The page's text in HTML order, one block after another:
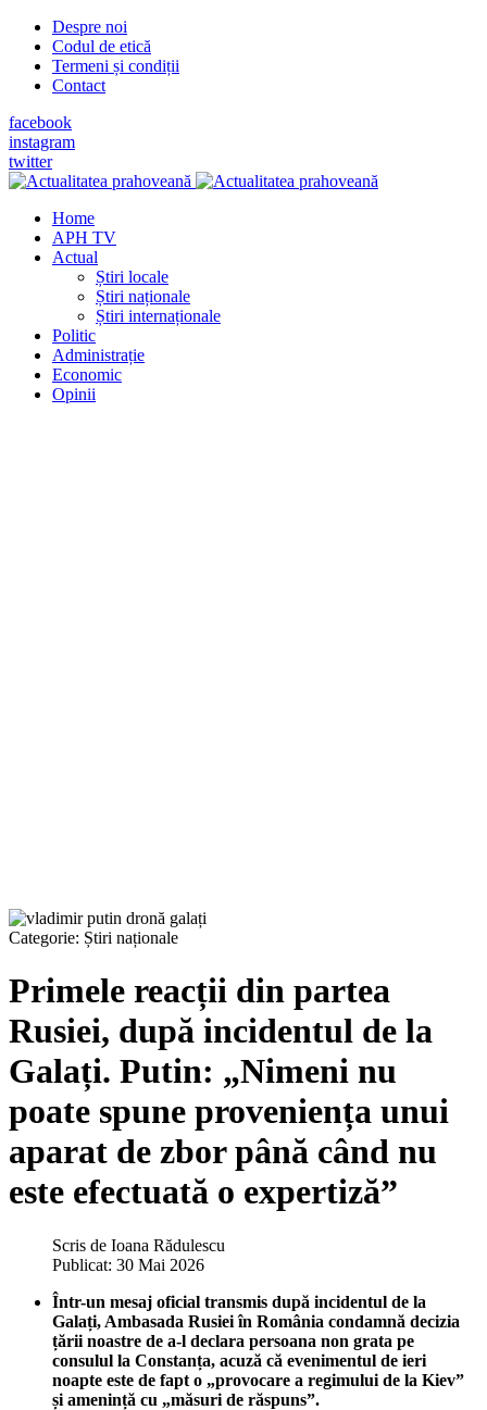
Despre noi
Codul de etică
Termeni și condiții
Contact
facebook
instagram
twitter
Home
APH TV
Actual
Știri locale
Știri naționale
Știri internaționale
Politic
Administrație
Economic
Opinii
Categorie: Știri naționale
Primele reacții din partea
Rusiei, după incidentul de la
Galați. Putin: „Nimeni nu
poate spune proveniența unui
aparat de zbor până când nu
este efectuată o expertiză”
Scris de Ioana Rădulescu
Publicat: 30 Mai 2026
Într-un mesaj oficial transmis după incidentul de la
Galați, Ambasada Rusiei în România condamnă decizia
țării noastre de a-l declara persoana non grata pe
consulul la Constanța, acuză că evenimentul de ieri
noapte este de fapt o „provocare a regimului de la Kiev”
și amenință cu „măsuri de răspuns”.